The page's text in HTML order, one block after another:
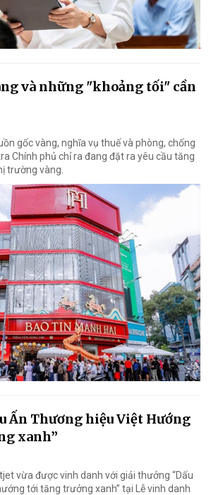
và những "khoảng tối" cần
gốc vàng, nghĩa vụ thuế và phòng, chống
Chính phủ chỉ ra đang đặt ra yêu cầu tăng
trường vàng.
Ấn Thương hiệu Việt Hướng
xanh”
vừa được vinh danh với giải thưởng “Dấu
tới tăng trưởng xanh” tại Lễ vinh danh